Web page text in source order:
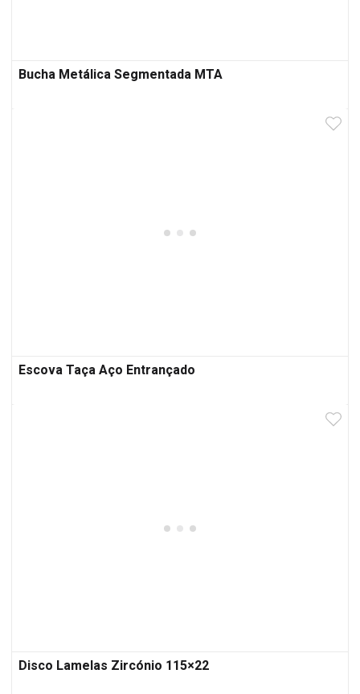
Bucha Metálica Segmentada MTA
Escova Taça Aço Entrançado
Disco Lamelas Zircónio 115×22